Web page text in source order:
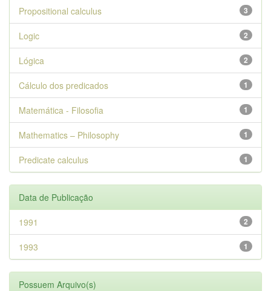
3
Propositional calculus
2
Logic
2
Lógica
1
Cálculo dos predicados
1
Matemática - Filosofia
1
Mathematics – Philosophy
1
Predicate calculus
Data de Publicação
2
1991
1
1993
Possuem Arquivo(s)